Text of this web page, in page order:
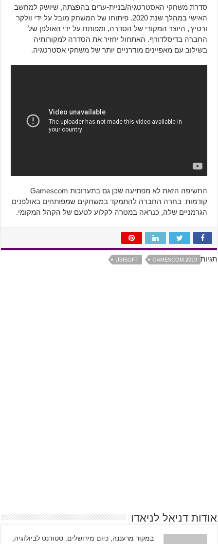
סדרת משחקי האסטרטגיה/בניית-ערים בהפצתה, שיושק למחשב
האישי במהלך שנת 2020. פיתוחו של המשחק מובל על ידי וולקר
ורטיץ', היוצר המקורי של הסדרה, ומפותח על ידי האולפן של
החברה בדיסלדורף. האתחול יחזיר את הסדרה למקורותיה
בשילוב עם מאפיינים מודרניים יותר של משחקי אסטרטגיה.
החשיפה הזאת לא מפתיעה שכן גם בתערוכות Gamescom
קודמות בחרה החברה להתמקד במשחקים שמפותחים באולפנים
הגרמניים שלה, כנראה במטרה לקלוע לטעם של הקהל המקומי.
תגיות GAMESCOM 2019
UBISOFT
אודות דניאל לניאדו
במקור מרעננה, כיום מירושלים. סטודנט לביולוגיה,